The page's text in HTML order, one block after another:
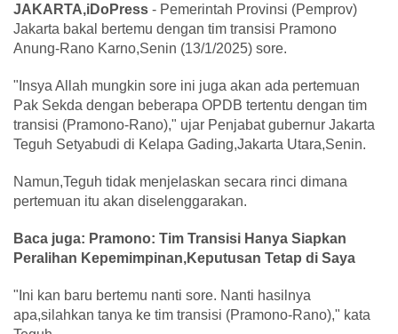
JAKARTA,iDoPress - Pemerintah Provinsi (Pemprov)
Jakarta bakal bertemu dengan tim transisi Pramono
Anung-Rano Karno,Senin (13/1/2025) sore.
"Insya Allah mungkin sore ini juga akan ada pertemuan
Pak Sekda dengan beberapa OPDB tertentu dengan tim
transisi (Pramono-Rano)," ujar Penjabat gubernur Jakarta
Teguh Setyabudi di Kelapa Gading,Jakarta Utara,Senin.
Namun,Teguh tidak menjelaskan secara rinci dimana
pertemuan itu akan diselenggarakan.
Baca juga: Pramono: Tim Transisi Hanya Siapkan
Peralihan Kepemimpinan,Keputusan Tetap di Saya
"Ini kan baru bertemu nanti sore. Nanti hasilnya
apa,silahkan tanya ke tim transisi (Pramono-Rano)," kata